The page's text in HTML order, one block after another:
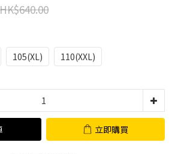
HK$640.00
105(XL) 110(XXL)
立即購買